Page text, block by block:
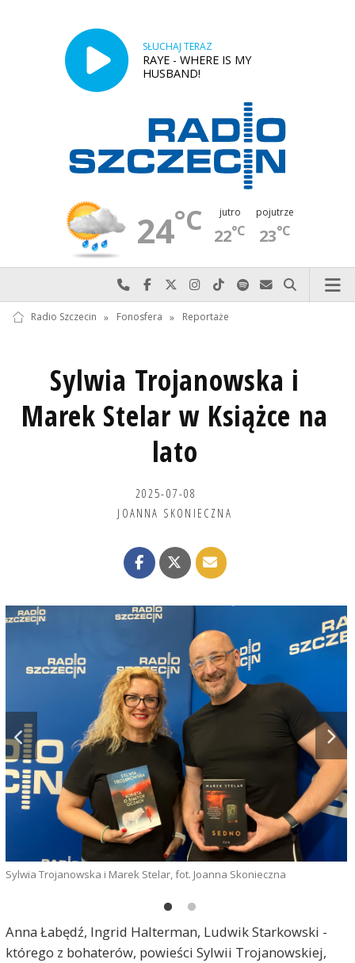
SŁUCHAJ TERAZ
RAYE - WHERE IS MY
HUSBAND!
24°C jutro
22°C
pojutrze
23°C
Najlepiej po prostu do nas zadzwoń
Odwiedź nas na Facebook-u
Odwiedź nas na X
Odwiedź nas na Instagram-ie
Odwiedź nas na TikTok-u
Szukaj nas na Spotify
Wyślij do nas
Szukaj
Radio Szczecin » Fonosfera » Reportaże
Sylwia Trojanowska i
Marek Stelar w Książce na
lato
2025-07-08
JOANNA SKONIECZNA
Sylwia Trojanowska i Marek Stelar, fot. Joanna Skonieczna
Anna Łabędź, Ingrid Halterman, Ludwik Starkowski -
którego z bohaterów, powieści Sylwii Trojanowskiej,